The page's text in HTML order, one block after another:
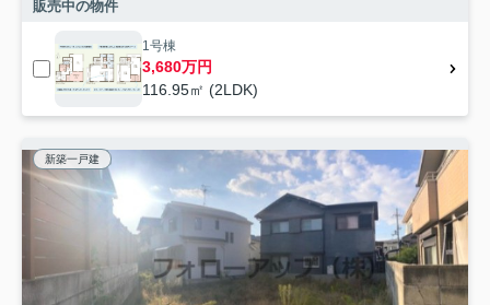
販売中の物件
1号棟
3,680万円
116.95㎡ (2LDK)
新築一戸建